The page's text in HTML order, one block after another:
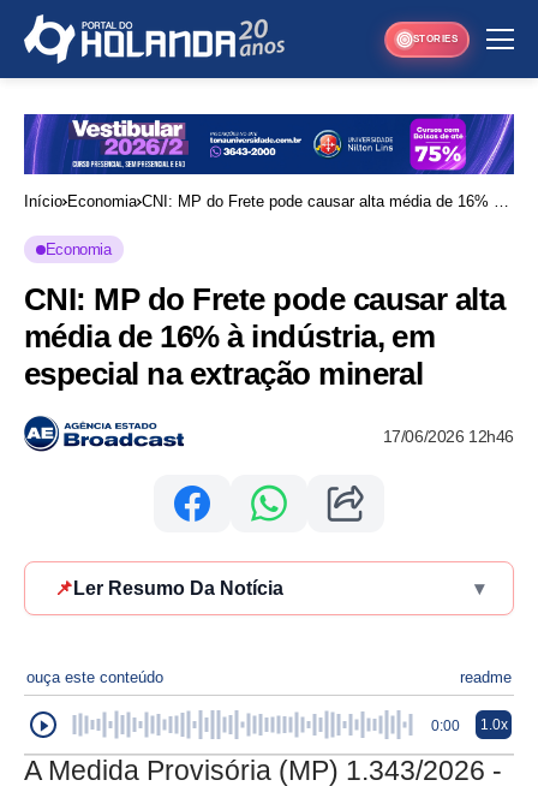
STORIES
Início Economia CNI: MP do Frete pode causar alta média de 16% à
Economia
CNI: MP do Frete pode causar alta
média de 16% à indústria, em
especial na extração mineral
17/06/2026 12h46
📌 Ler Resumo Da Notícia ▾
ouça este conteúdo readme
0:00 1.0x
A Medida Provisória (MP) 1.343/2026 -